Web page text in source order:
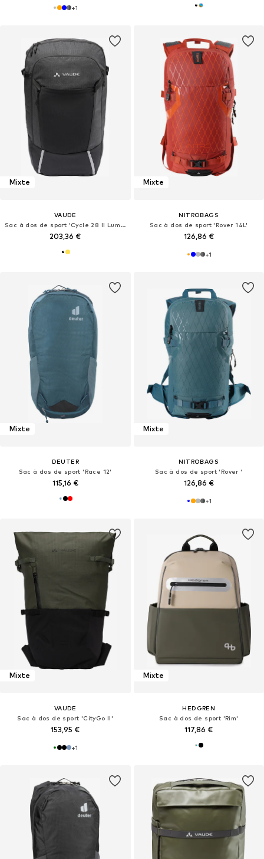
+1
Mixte
VAUDE
Sac à dos de sport 'Cycle 28 II Luminum'
203,36 €
Mixte
NITROBAGS
Sac à dos de sport 'Rover 14L'
126,86 €
+1
Mixte
DEUTER
Sac à dos de sport 'Race 12'
115,16 €
Mixte
NITROBAGS
Sac à dos de sport 'Rover '
126,86 €
+1
Mixte
VAUDE
Sac à dos de sport 'CityGo II'
153,95 €
+1
Mixte
HEDGREN
Sac à dos de sport 'Rim'
117,86 €